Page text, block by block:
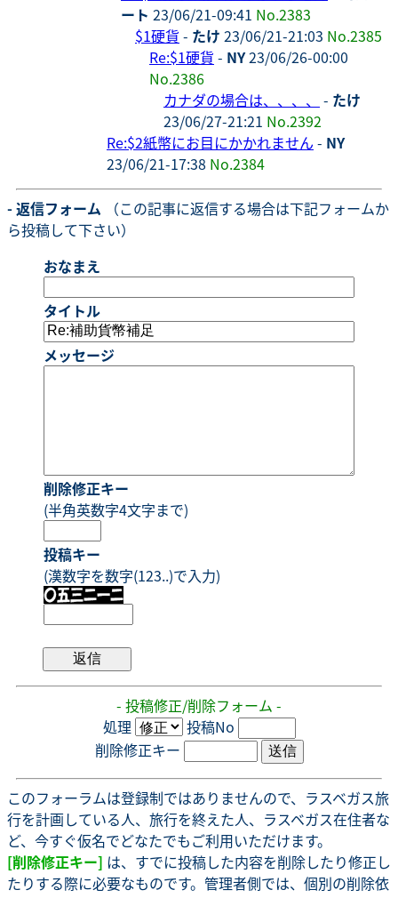
ート 23/06/21-09:41 No.2383
$1硬貨 - たけ 23/06/21-21:03 No.2385
Re:$1硬貨 - NY23/06/26-00:00
No.2386
カナダの場合は、、、、
- たけ
23/06/27-21:21 No.2392
Re:$2紙幣にお目にかかれません - NY
23/06/21-17:38 No.2384
- 返信フォーム （この記事に返信する場合は下記フォームか
ら投稿して下さい）
おなまえ
タイトル
メッセージ
削除修正キー
(半角英数字4文字まで)
投稿キー
(漢数字を数字(123..)で入力)
- 投稿修正/削除フォーム -
処理
投稿No
削除修正キー
このフォーラムは登録制ではありませんので、ラスベガス旅
行を計画している人、旅行を終えた人、ラスベガス在住者な
ど、今すぐ仮名でどなたでもご利用いただけます。
[削除修正キー] は、すでに投稿した内容を削除したり修正し
たりする際に必要なものです。管理者側では、個別の削除依